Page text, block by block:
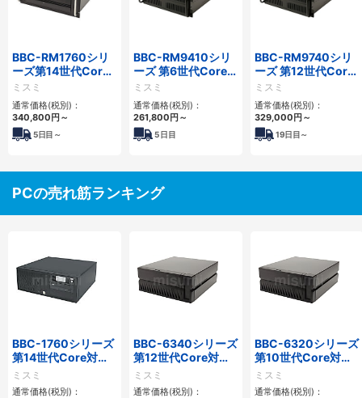
BBC-RM1760シリ
ーズ第14世代Core
対応ラックマウント
3PCIe
ミスミ
通常価格(税別)：
340,800円～
5日目～
BBC-RM9410シリ
ーズ 第6世代Core対
応ラックマウント
FAPC 3PCI・3PCIe
ミスミ
通常価格(税別)：
261,800円～
5日目
BBC-RM9740シリ
ーズ 第12世代Core
対応ラックマウント
FAPC4PCI・3PCIe
ミスミ
通常価格(税別)：
329,000円～
19日目～
PCの売れ筋ランキング
BBC-1760シリーズ
第14世代Core対応
小型フロアマウント
3PCIe
ミスミ
通常価格(税別)：
BBC-6340シリーズ
第12世代Core対応
小型フロアマウント
PC2PCI/2PCIe
ミスミ
通常価格(税別)：
BBC-6320シリーズ
第10世代Core対応
小型フロアマウント
FAPC 2PCI・2PCIe
ミスミ
通常価格(税別)：